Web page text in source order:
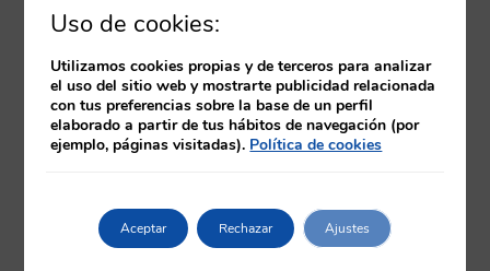
Uso de cookies:
Utilizamos cookies propias y de terceros para analizar
el uso del sitio web y mostrarte publicidad relacionada
con tus preferencias sobre la base de un perfil
elaborado a partir de tus hábitos de navegación (por
ejemplo, páginas visitadas). Política de cookies
Aceptar Rechazar Ajustes